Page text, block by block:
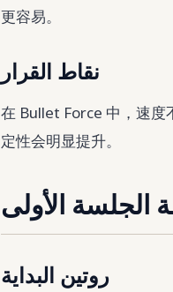
更容易。
نقاط القرار
在 Bullet Force 中，速度
定性会明显提升。
الأولى
روتين البداية